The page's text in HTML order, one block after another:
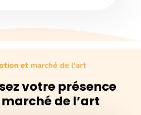
et marché de l'art
votre présence
de l’art